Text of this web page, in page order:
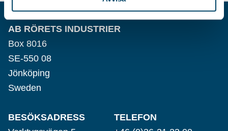
AB RÖRETS INDUSTRIER
Box 8016
SE-550 08
Jönköping
Sweden
BESÖKSADRESS
TELEFON